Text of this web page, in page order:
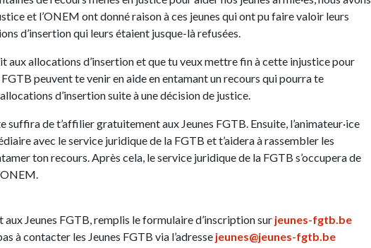
et l’ONEM ont donné raison à ces jeunes qui ont pu faire valoir leurs
d’insertion qui leurs étaient jusque-là refusées.
aux allocations d’insertion et que tu veux mettre fin à cette injustice pour
peuvent te venir en aide en entamant un recours qui pourra te
d’insertion suite à une décision de justice.
suffira de t’affilier gratuitement aux Jeunes FGTB. Ensuite, l’animateur·ice
avec le service juridique de la FGTB et t’aidera à rassembler les
ton recours. Après cela, le service juridique de la FGTB s’occupera de
Jeunes FGTB, remplis le formulaire d’inscription sur jeunes-fgtb.be
à contacter les Jeunes FGTB via l’adresse jeunes@jeunes-fgtb.be